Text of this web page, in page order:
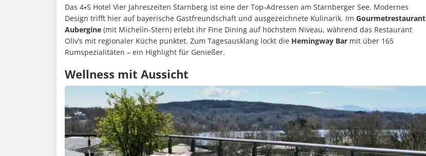
Das 4⭑S Hotel Vier Jahreszeiten Starnberg ist eine der Top-Adressen am Starnberger See. Modernes
Design trifft hier auf bayerische Gastfreundschaft und ausgezeichnete Kulinarik. Im Gourmetrestaurant
Aubergine (mit Michelin-Stern) erlebt ihr Fine Dining auf höchstem Niveau, während das Restaurant
Oliv’s mit regionaler Küche punktet. Zum Tagesausklang lockt die Hemingway Bar mit über 165
Rumspezialitäten – ein Highlight für Genießer.
Wellness mit Aussicht